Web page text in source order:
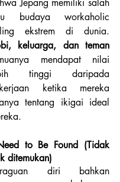
Jepang memiliki salah
budaya workaholic
keluarga, dan teman
mendapat nilai
tinggi daripada
ketika mereka
tentang ikigai ideal
to Be Found (Tidak
ditemukan)
diri bahkan